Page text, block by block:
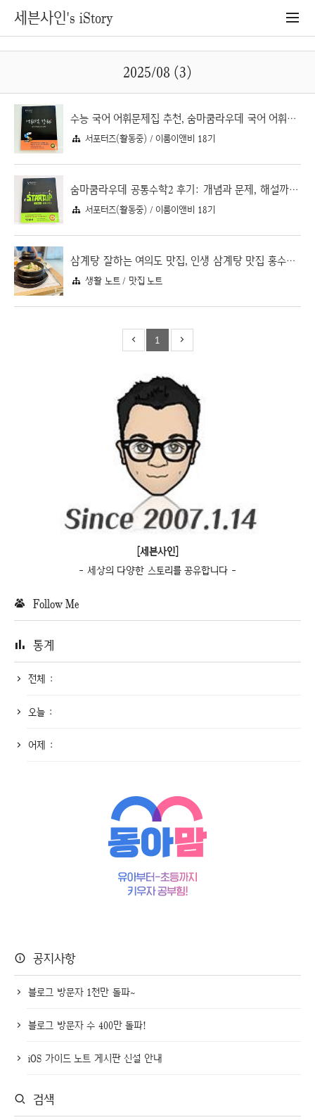
세븐사인's iStory
2025/08 (3)
수능 국어 어휘문제집 추천, 숨마쿰라우데 국어 어휘력 강화
서포터즈(활동중) / 이룸이앤비 18기
숨마쿰라우데 공통수학2 후기: 개념과 문제, 해설까지 한 권으로 끝내기
서포터즈(활동중) / 이룸이앤비 18기
삼계탕 잘하는 여의도 맛집, 인생 삼계탕 맛집 홍수계 여의도삼계탕
생활 노트 / 맛집 노트
1
[세븐사인]
- 세상의 다양한 스토리를 공유합니다 -
Follow Me
통계
전체 :
오늘 :
어제 :
공지사항
블로그 방문자 1천만 돌파~
블로그 방문자 수 400만 돌파!
iOS 가이드 노트 게시판 신설 안내
검색